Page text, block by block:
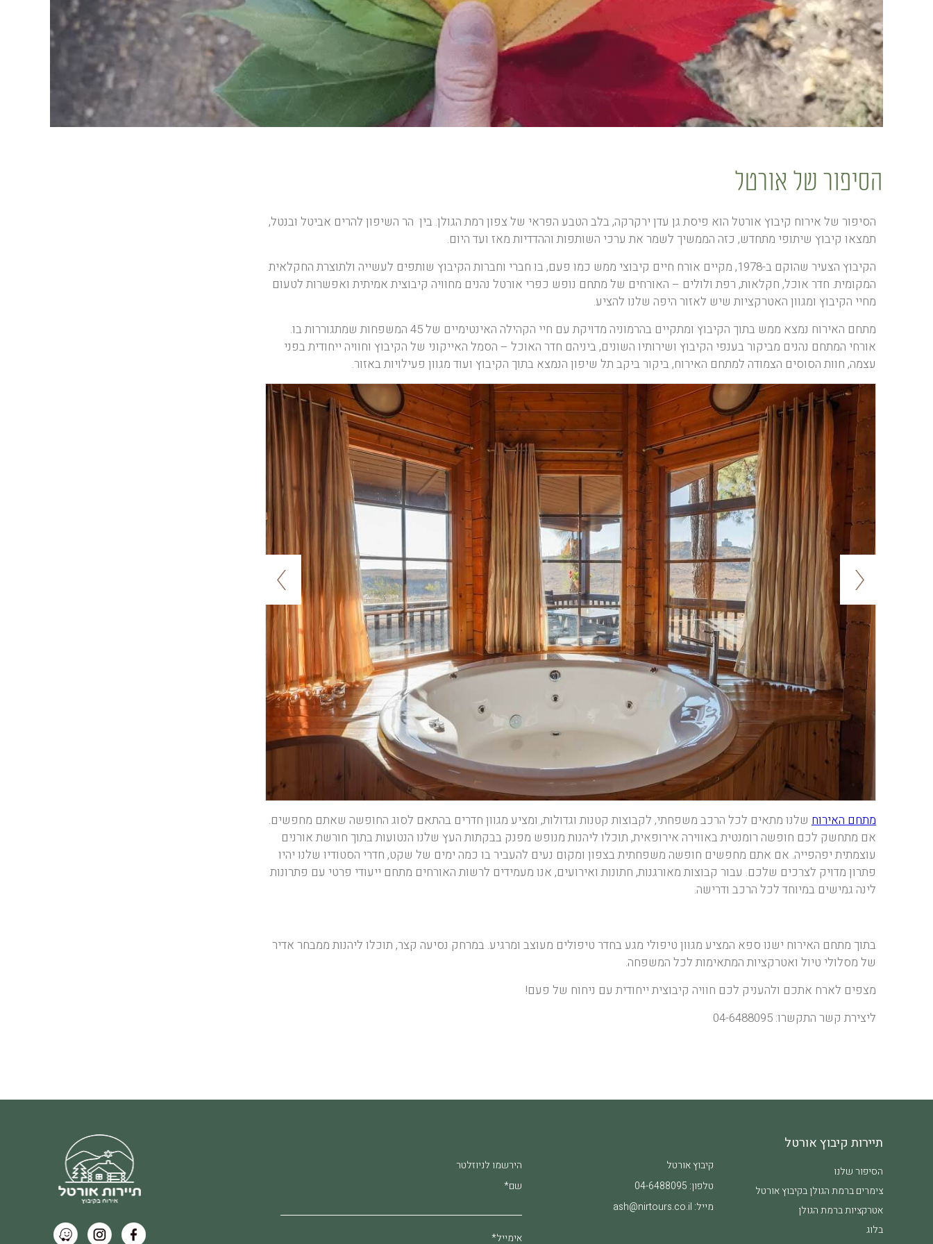
הסיפור של אורטל
הסיפור של אירוח קיבוץ אורטל הוא פיסת גן עדן ירקרקה, בלב הטבע הפראי של צפון רמת הגולן. בין הר השיפון להרים אביטל ובנטל,
תמצאו קיבוץ שיתופי מתחדש, כזה הממשיך לשמר את ערכי השותפות וההדדיות מאז ועד היום.
הקיבוץ הצעיר שהוקם ב-1978, מקיים אורח חיים קיבוצי ממש כמו פעם, בו חברי וחברות הקיבוץ שותפים לעשייה ולתוצרת החקלאית
המקומית. חדר אוכל, חקלאות, רפת ולולים – האורחים של מתחם נופש כפרי אורטל נהנים מחוויה קיבוצית אמיתית ואפשרות לטעום
מחיי הקיבוץ ומגוון האטרקציות שיש לאזור היפה שלנו להציע.
מתחם האירוח נמצא ממש בתוך הקיבוץ ומתקיים בהרמוניה מדויקת עם חיי הקהילה האינטימיים של 45 המשפחות שמתגוררות בו.
אורחי המתחם נהנים מביקור בענפי הקיבוץ ושירותיו השונים, ביניהם חדר האוכל – הסמל האייקוני של הקיבוץ וחוויה ייחודית בפני
עצמה, חוות הסוסים הצמודה למתחם האירוח, ביקור ביקב תל שיפון הנמצא בתוך הקיבוץ ועוד מגוון פעילויות באזור.
מתחם האירוח שלנו מתאים לכל הרכב משפחתי, לקבוצות קטנות וגדולות, ומציע מגוון חדרים בהתאם לסוג החופשה שאתם מחפשים.
אם מתחשק לכם חופשה רומנטית באווירה אירופאית, תוכלו ליהנות מנופש מפנק בבקתות העץ שלנו הנטועות בתוך חורשת אורנים
עוצמתית יפהפייה. אם אתם מחפשים חופשה משפחתית בצפון ומקום נעים להעביר בו כמה ימים של שקט, חדרי הסטודיו שלנו יהיו
פתרון מדויק לצרכים שלכם. עבור קבוצות מאורגנות, חתונות ואירועים, אנו מעמידים לרשות האורחים מתחם ייעודי פרטי עם פתרונות
לינה גמישים במיוחד לכל הרכב ודרישה.
בתוך מתחם האירוח ישנו ספא המציע מגוון טיפולי מגע בחדר טיפולים מעוצב ומרגיע. במרחק נסיעה קצר, תוכלו ליהנות ממבחר אדיר
של מסלולי טיול ואטרקציות המתאימות לכל המשפחה.
מצפים לארח אתכם ולהעניק לכם חוויה קיבוצית ייחודית עם ניחוח של פעם!
ליצירת קשר התקשרו: 04-6488095
תיירות קיבוץ אורטל
הסיפור שלנו
צימרים ברמת הגולן בקיבוץ אורטל​
אטרקציות ברמת הגולן
בלוג
קיבוץ אורטל
טלפון: 04-6488095
מייל: ash@nirtours.co.il
הירשמו לניוזלטר
שם*
אימייל*